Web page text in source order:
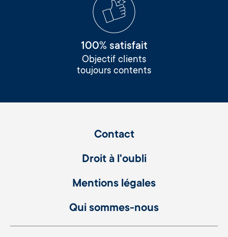
100% satisfait
Objectif clients
toujours contents
Contact
Droit à l'oubli
Mentions légales
Qui sommes-nous